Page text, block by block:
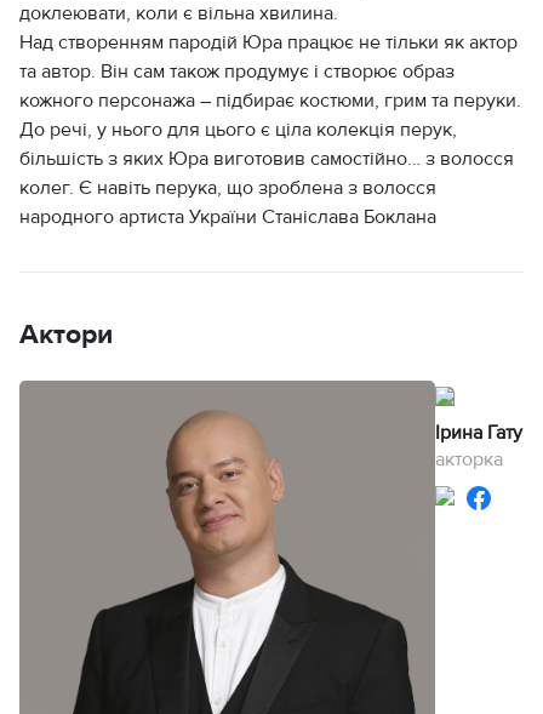
доклеювати, коли є вільна хвилина.
Над створенням пародій Юра працює не тільки як актор
та автор. Він сам також продумує і створює образ
кожного персонажа – підбирає костюми, грим та перуки.
До речі, у нього для цього є ціла колекція перук,
більшість з яких Юра виготовив самостійно… з волосся
колег. Є навіть перука, що зроблена з волосся
народного артиста України Станіслава Боклана
Актори
Ірина Гатун
акторка